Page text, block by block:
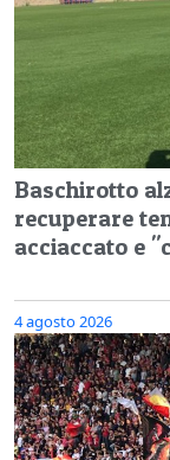
Baschirotto
recuperare
acciaccato e
4 agosto 2026